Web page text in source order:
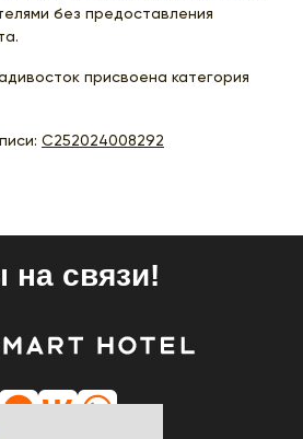
без предоставления
присвоена категория
С252024008292
связи!